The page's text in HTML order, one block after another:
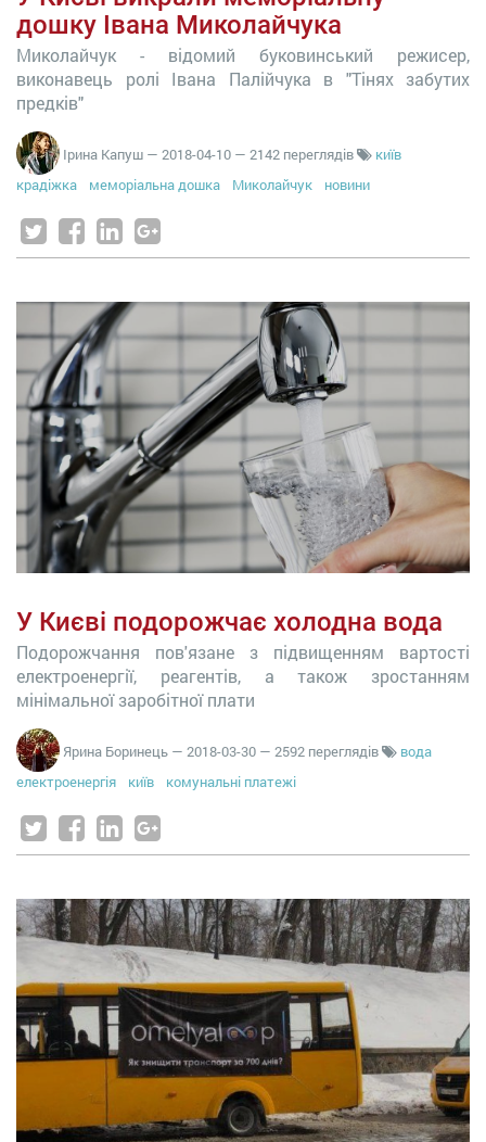
дошку Івана Миколайчука
Миколайчук - відомий буковинський режисер,
виконавець ролі Івана Палійчука в "Тінях забутих
предків"
Ірина Капуш — 2018-04-10 — 2142 переглядів
київ
крадіжка
меморіальна дошка Миколайчук новини
У Києві подорожчає холодна вода
Подорожчання пов'язане з підвищенням вартості
електроенергії, реагентів, а також зростанням
мінімальної заробітної плати
Ярина Боринець — 2018-03-30 — 2592 переглядів
вода
електроенергія
київ комунальні платежі